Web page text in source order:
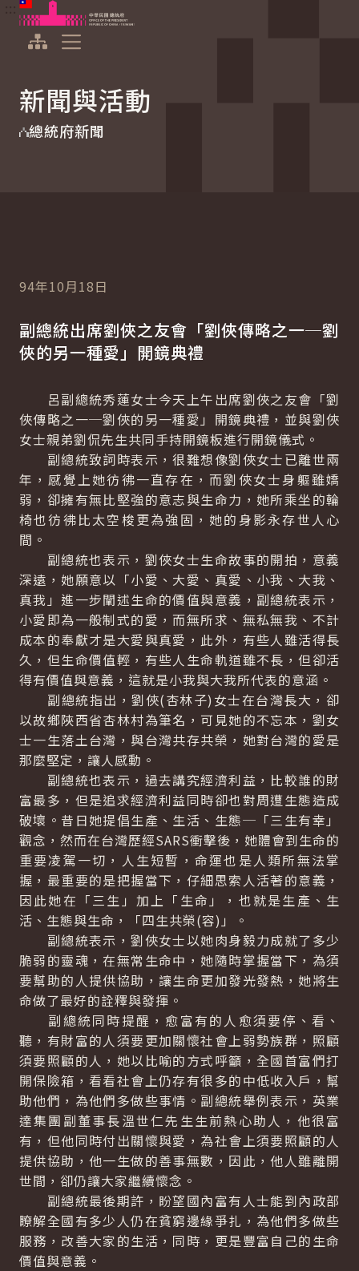
跳到主要內容
中華民國總統府
新聞與活動
總統府新聞
94年10月18日
副總統出席劉俠之友會「劉俠傳略之一─劉
俠的另一種愛」開鏡典禮
呂副總統秀蓮女士今天上午出席劉俠之友會「劉
俠傳略之一─劉俠的另一種愛」開鏡典禮，並與劉俠
女士親弟劉侃先生共同手持開鏡板進行開鏡儀式。
副總統致詞時表示，很難想像劉俠女士已離世兩
年，感覺上她彷彿一直存在，而劉俠女士身軀雖嬌
弱，卻擁有無比堅強的意志與生命力，她所乘坐的輪
椅也彷彿比太空梭更為強固，她的身影永存世人心
間。
副總統也表示，劉俠女士生命故事的開拍，意義
深遠，她願意以「小愛、大愛、真愛、小我、大我、
真我」進一步闡述生命的價值與意義，副總統表示，
小愛即為一般制式的愛，而無所求、無私無我、不計
成本的奉獻才是大愛與真愛，此外，有些人雖活得長
久，但生命價值輕，有些人生命軌道雖不長，但卻活
得有價值與意義，這就是小我與大我所代表的意涵。
副總統指出，劉俠(杏林子)女士在台灣長大，卻
以故鄉陜西省杏林村為筆名，可見她的不忘本，劉女
士一生落土台灣，與台灣共存共榮，她對台灣的愛是
那麼堅定，讓人感動。
副總統也表示，過去講究經濟利益，比較誰的財
富最多，但是追求經濟利益同時卻也對周遭生態造成
破壞。昔日她提倡生產、生活、生態─「三生有幸」
觀念，然而在台灣歷經SARS衝擊後，她體會到生命的
重要凌駕一切，人生短暫，命運也是人類所無法掌
握，最重要的是把握當下，仔細思索人活著的意義，
因此她在「三生」加上「生命」，也就是生產、生
活、生態與生命，「四生共榮(容)」。
副總統表示，劉俠女士以她肉身毅力成就了多少
脆弱的靈魂，在無常生命中，她隨時掌握當下，為須
要幫助的人提供協助，讓生命更加發光發熱，她將生
命做了最好的詮釋與發揮。
副總統同時提醒，愈富有的人愈須要停、看、
聽，有財富的人須要更加關懷社會上弱勢族群，照顧
須要照顧的人，她以比喻的方式呼籲，全國首富們打
開保險箱，看看社會上仍存有很多的中低收入戶，幫
助他們，為他們多做些事情。副總統舉例表示，英業
達集團副董事長溫世仁先生生前熱心助人，他很富
有，但他同時付出關懷與愛，為社會上須要照顧的人
提供協助，他一生做的善事無數，因此，他人雖離開
世間，卻仍讓大家繼續懷念。
副總統最後期許，盼望國內富有人士能到內政部
瞭解全國有多少人仍在貧窮邊緣爭扎，為他們多做些
服務，改善大家的生活，同時，更是豐富自己的生命
價值與意義。